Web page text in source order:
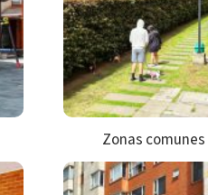
Zonas comunes